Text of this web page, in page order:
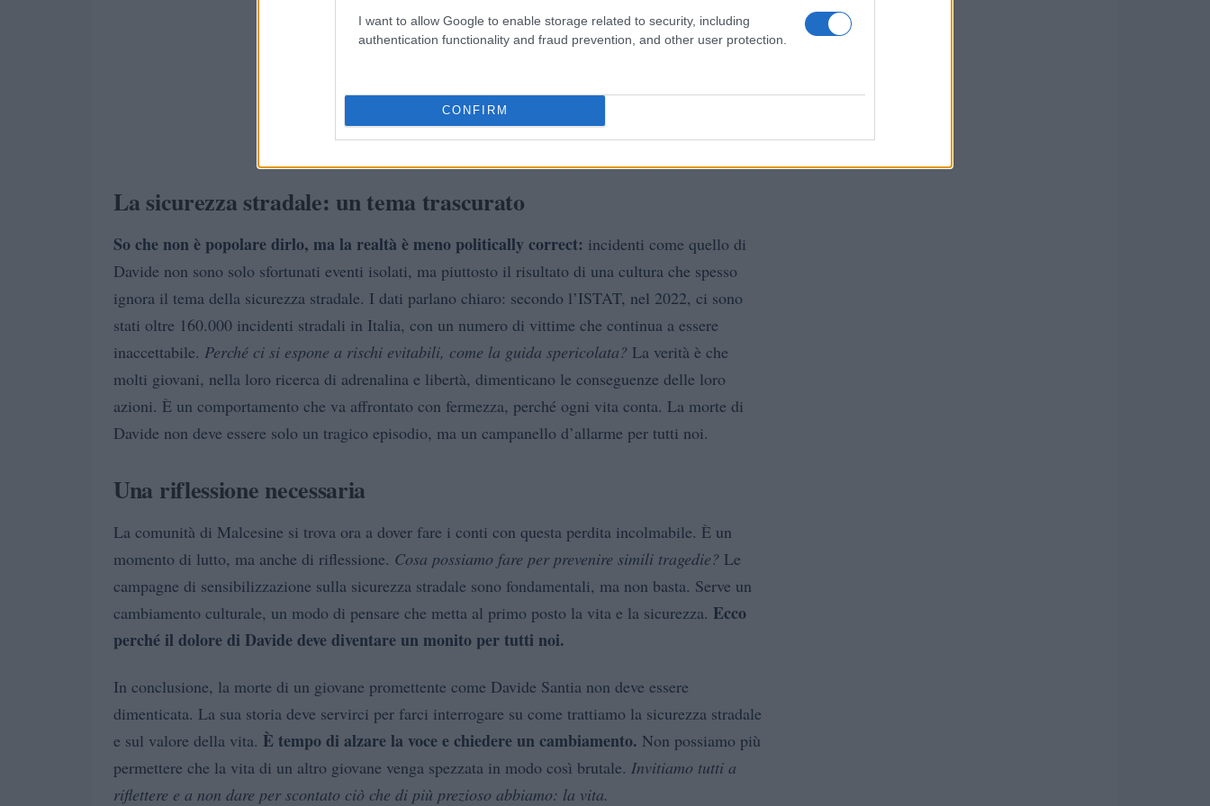
I want to allow Google to enable storage related to security, including
authentication functionality and fraud prevention, and other user protection.
CONFIRM
La sicurezza stradale: un tema trascurato
So che non è popolare dirlo, ma la realtà è meno politically correct: incidenti come quello di
Davide non sono solo sfortunati eventi isolati, ma piuttosto il risultato di una cultura che spesso
ignora il tema della sicurezza stradale. I dati parlano chiaro: secondo l’ISTAT, nel 2022, ci sono
stati oltre 160.000 incidenti stradali in Italia, con un numero di vittime che continua a essere
inaccettabile. Perché ci si espone a rischi evitabili, come la guida spericolata? La verità è che
molti giovani, nella loro ricerca di adrenalina e libertà, dimenticano le conseguenze delle loro
azioni. È un comportamento che va affrontato con fermezza, perché ogni vita conta. La morte di
Davide non deve essere solo un tragico episodio, ma un campanello d’allarme per tutti noi.
Una riflessione necessaria
La comunità di Malcesine si trova ora a dover fare i conti con questa perdita incolmabile. È un
momento di lutto, ma anche di riflessione. Cosa possiamo fare per prevenire simili tragedie? Le
campagne di sensibilizzazione sulla sicurezza stradale sono fondamentali, ma non basta. Serve un
cambiamento culturale, un modo di pensare che metta al primo posto la vita e la sicurezza. Ecco
perché il dolore di Davide deve diventare un monito per tutti noi.
In conclusione, la morte di un giovane promettente come Davide Santia non deve essere
dimenticata. La sua storia deve servirci per farci interrogare su come trattiamo la sicurezza stradale
e sul valore della vita. È tempo di alzare la voce e chiedere un cambiamento. Non possiamo più
permettere che la vita di un altro giovane venga spezzata in modo così brutale. Invitiamo tutti a
riflettere e a non dare per scontato ciò che di più prezioso abbiamo: la vita.